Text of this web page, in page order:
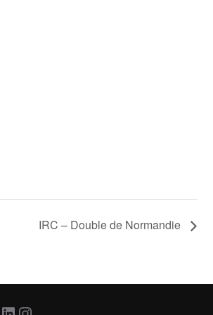
IRC – Double de Normandie